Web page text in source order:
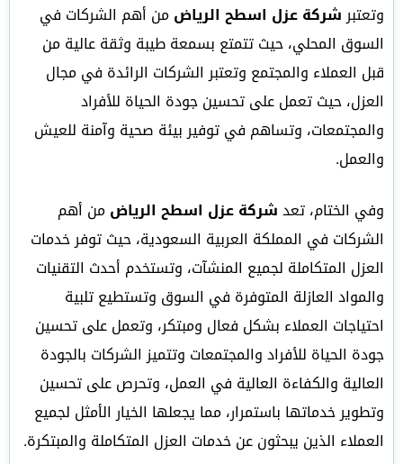
وتعتبرشركة عزل اسطح الرياضمن أهم الشركات في
السوق المحلي، حيث تتمتع بسمعة طيبة وثقة عالية من
قبل العملاء والمجتمع وتعتبر الشركات الرائدة في مجال
العزل، حيث تعمل على تحسين جودة الحياة للأفراد
والمجتمعات، وتساهم في توفير بيئة صحية وآمنة للعيش
والعمل.
وفي الختام، تعدشركة عزل اسطح الرياضمن أهم
الشركات في المملكة العربية السعودية، حيث توفر خدمات
العزل المتكاملة لجميع المنشآت، وتستخدم أحدث التقنيات
والمواد العازلة المتوفرة في السوق وتستطيع تلبية
احتياجات العملاء بشكل فعال ومبتكر، وتعمل على تحسين
جودة الحياة للأفراد والمجتمعات وتتميز الشركات بالجودة
العالية والكفاءة العالية في العمل، وتحرص على تحسين
وتطوير خدماتها باستمرار، مما يجعلها الخيار الأمثل لجميع
العملاء الذين يبحثون عن خدمات العزل المتكاملة والمبتكرة.